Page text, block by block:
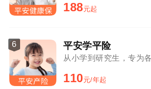
188元起
6 平安学平险
110元/年起